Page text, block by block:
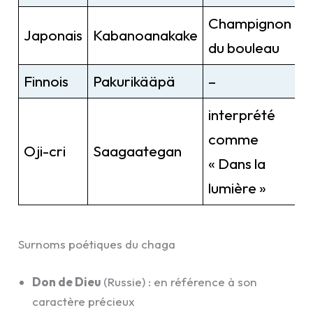
Japonais Kabanoanakake
Champignon
du bouleau
Finnois
Pakurikääpä –
Oji-cri Saagaategan
interprété
comme
« Dans la
lumière »
Surnoms poétiques du chaga
Don de Dieu (Russie) : en référence à son
caractère précieux